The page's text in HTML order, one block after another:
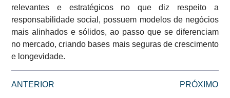
relevantes e estratégicos no que diz respeito a
responsabilidade social, possuem modelos de negócios
mais alinhados e sólidos, ao passo que se diferenciam
no mercado, criando bases mais seguras de crescimento
e longevidade.
ANTERIOR PRÓXIMO